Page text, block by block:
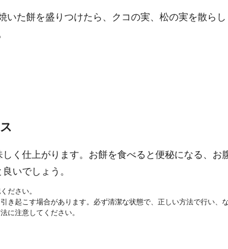
いた餅を盛りつけたら、クコの実、松の実を散らし
く仕上がります。お餅を食べると便秘になる、お
いでしょう。
ださい。
き起こす場合があります。必ず清潔な状態で、正しい方法で行い、
に注意してください。